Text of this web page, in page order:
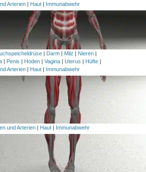
Arterien| Haut| Immunabwehr
| Darm | Milz | Nieren |
| Penis | Hoden |Vagina |Uterus | Hüfte |
Arterien| Haut| Immunabwehr
und Arterien| Haut| Immunabwehr